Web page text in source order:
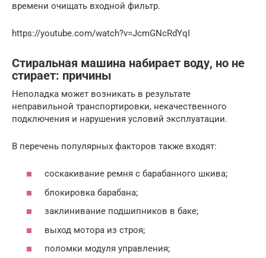
времени очищать входной фильтр.
https://youtube.com/watch?v=JcmGNcRdYqI
Стиральная машина набирает воду, но не
стирает: причины
Неполадка может возникать в результате
неправильной транспортировки, некачественного
подключения и нарушения условий эксплуатации.
В перечень популярных факторов также входят:
соскакивание ремня с барабанного шкива;
блокировка барабана;
заклинивание подшипников в баке;
выход мотора из строя;
поломки модуля управления;